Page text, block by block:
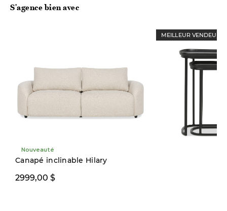
S'agence bien avec
Nouveauté
Canapé inclinable Hilary
2999,00 $
MEILLEUR VENDEUR